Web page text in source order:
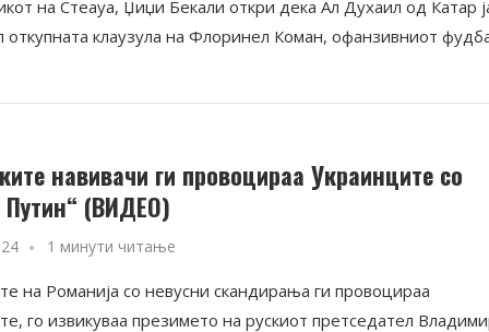
на Стеауа, Џиџи Бекали откри дека Ал Духаил од Катар
откупната клаузула на Флоринел Коман, офанзивниот
навивачи ги провоцираа Украинците со
Путин“ (ВИДЕО)
1 минути читање
на Романија со невусни скандирања ги провоцираа
го извикуваа презимето на рускиот претседател